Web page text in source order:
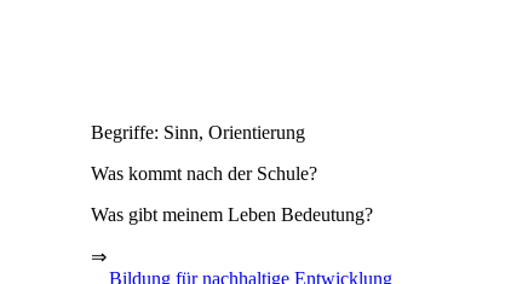
Begriffe: Sinn, Orientierung
Was kommt nach der Schule?
Was gibt meinem Leben Bedeutung?
⇒
Bildung für nachhaltige Entwicklung